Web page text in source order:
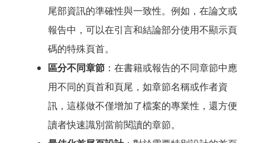
尾部資訊的準確性與一致性。例如，在論文或
報告中，可以在引言和結論部分使用不顯示頁
碼的特殊頁首。
區分不同章節：在書籍或報告的不同章節中應
用不同的頁首和頁尾，如章節名稱或作者資
訊，這樣做不僅增加了檔案的專業性，還方便
讀者快速識別當前閱讀的章節。